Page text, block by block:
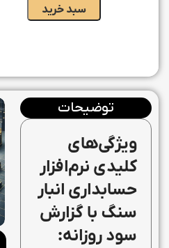
سبد خرید
توضیحات
ویژگی‌های
کلیدی نرم‌افزار
حسابداری انبار
سنگ با گزارش
سود روزانه: